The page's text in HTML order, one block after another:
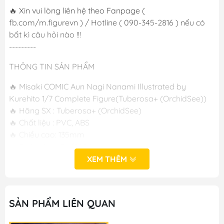
🔥 Xin vui lòng liên hệ theo Fanpage (
fb.com/m.figurevn ) / Hotline ( 090-345-2816 ) nếu có
bất kì câu hỏi nào !!!
---------
THÔNG TIN SẢN PHẨM
🔥 Misaki COMIC Aun Nagi Nanami Illustrated by
Kurehito 1/7 Complete Figure(Tuberosa+ (OrchidSee))
🔥 Hãng SX : Tuberosa+ (OrchidSee)
🔥 Chất liệu : PVC, ABS
🔥 Phát hành :T4/2024
M FIGURE - MÔ HÌNH ANIME CHÍNH HÃNG NHẬT BẢN
XEM THÊM
SẢN PHẨM LIÊN QUAN